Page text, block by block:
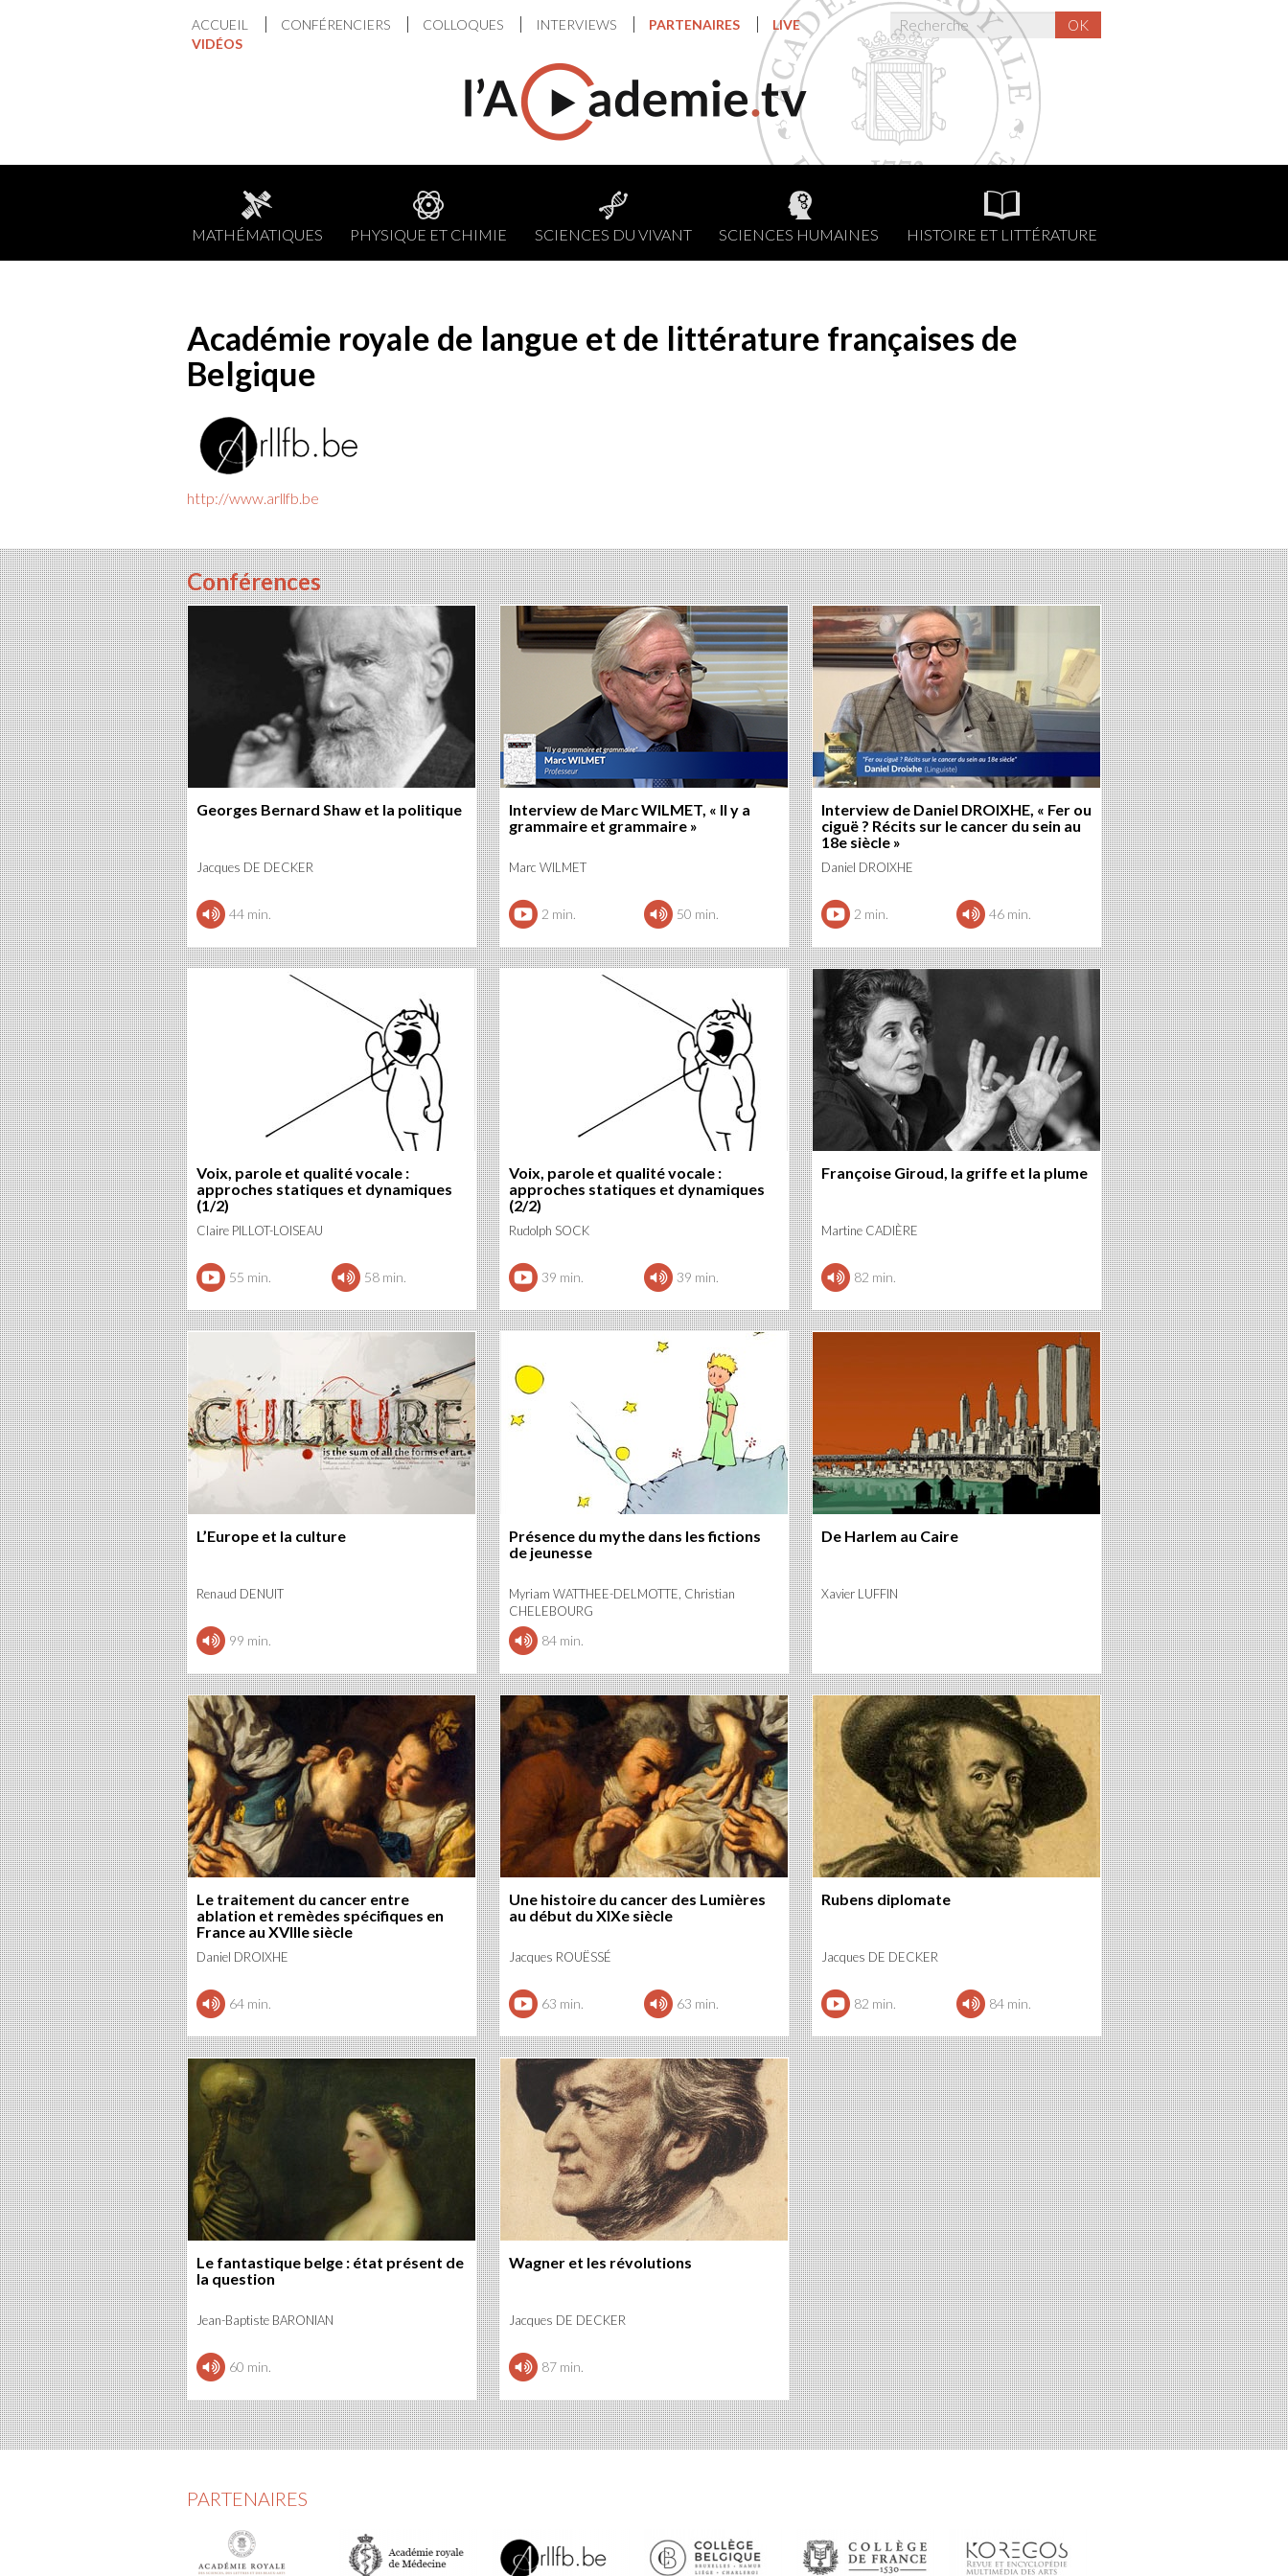
ACCUEIL CONFÉRENCIERS COLLOQUES INTERVIEWS PARTENAIRES
LIVE
VIDÉOS
OK
MATHÉMATIQUES PHYSIQUE ET CHIMIE SCIENCES DU VIVANT SCIENCES HUMAINES HISTOIRE ET LITTÉRATURE
Académie royale de langue et de littérature françaises de
Belgique
http://www.arllfb.be
Conférences
Georges Bernard Shaw et la politique
Jacques DE DECKER
44 min.
Interview de Marc WILMET, « Il y a
grammaire et grammaire »
Marc WILMET
2 min. 50 min.
Interview de Daniel DROIXHE, « Fer ou
ciguë ? Récits sur le cancer du sein au
18e siècle »
Daniel DROIXHE
2 min. 46 min.
Voix, parole et qualité vocale :
approches statiques et dynamiques
(1/2)
Claire PILLOT-LOISEAU
55 min. 58 min.
Voix, parole et qualité vocale :
approches statiques et dynamiques
(2/2)
Rudolph SOCK
39 min. 39 min.
Françoise Giroud, la griffe et la plume
Martine CADIÈRE
82 min.
L’Europe et la culture
Renaud DENUIT
99 min.
Présence du mythe dans les fictions
de jeunesse
Myriam WATTHEE-DELMOTTE, Christian
CHELEBOURG
84 min.
De Harlem au Caire
Xavier LUFFIN
Le traitement du cancer entre
ablation et remèdes spécifiques en
France au XVIIIe siècle
Daniel DROIXHE
64 min.
Une histoire du cancer des Lumières
au début du XIXe siècle
Jacques ROUËSSÉ
63 min. 63 min.
Rubens diplomate
Jacques DE DECKER
82 min. 84 min.
Le fantastique belge : état présent de
la question
Jean-Baptiste BARONIAN
60 min.
Wagner et les révolutions
Jacques DE DECKER
87 min.
PARTENAIRES